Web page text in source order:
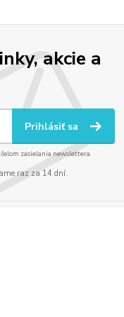
akcie a
Prihlásiť sa
zasielania newslettera.
raz za 14 dní.